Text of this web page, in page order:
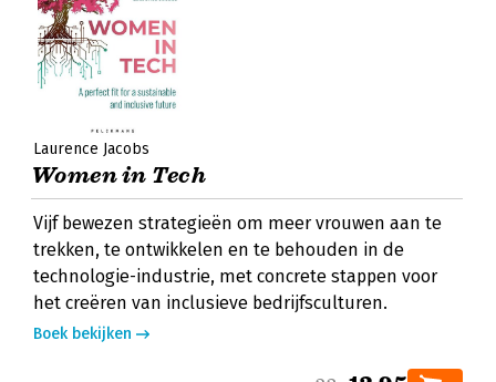
Laurence Jacobs
Women in Tech
Vijf bewezen strategieën om meer vrouwen aan te
trekken, te ontwikkelen en te behouden in de
technologie-industrie, met concrete stappen voor
het creëren van inclusieve bedrijfsculturen.
Boek bekijken